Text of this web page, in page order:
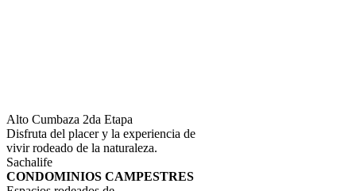
Alto Cumbaza 2da Etapa
Disfruta del placer y la experiencia de
vivir rodeado de la naturaleza.
Sachalife
CONDOMINIOS CAMPESTRES